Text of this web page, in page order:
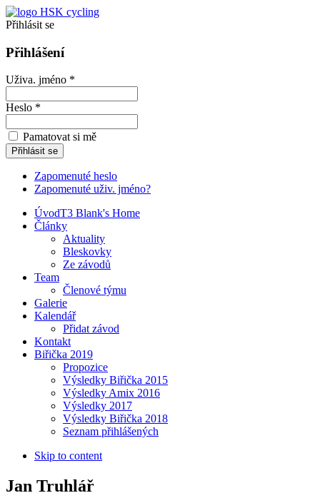
Přihlásit se
Přihlášení
Uživa. jméno *
Heslo *
Pamatovat si mě
Zapomenuté heslo
Zapomenuté uživ. jméno?
ÚvodT3 Blank's Home
Články
Aktuality
Bleskovky
Ze závodů
Team
Členové týmu
Galerie
Kalendář
Přidat závod
Kontakt
Biřička 2019
Propozice
Výsledky Biřička 2015
Výsledky Amix 2016
Výsledky 2017
Výsledky Biřička 2018
Seznam přihlášených
Skip to content
Jan Truhlář